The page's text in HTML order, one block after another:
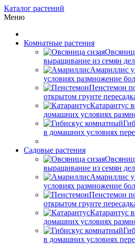
Каталог растений
Меню
Комнатные растения
выращивание из семян
Амариллис
условиях размножение
Пенстемон
открытом грунте
Катарантус
домашних условиях
в домашних условиях
Садовые растения
выращивание из семян
Амариллис
условиях размножение
Пенстемон
открытом грунте
Катарантус
домашних условиях
в домашних условиях